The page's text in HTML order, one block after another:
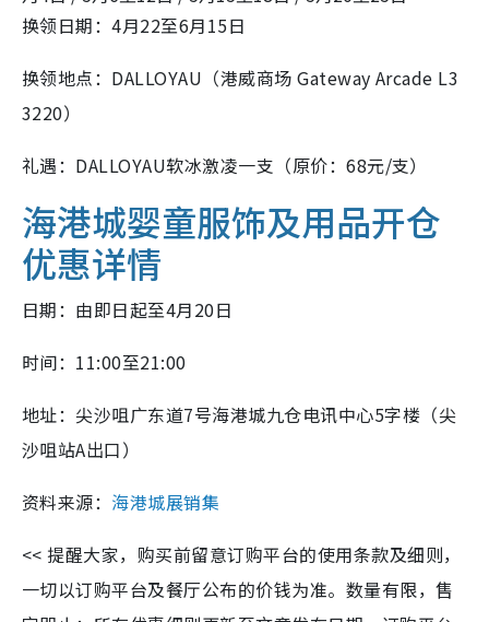
换领日期：4月22至6月15日
换领地点：DALLOYAU（港威商场 Gateway Arcade L3
3220）
礼遇：DALLOYAU软冰激凌一支（原价：68元/支）
海港城婴童服饰及用品开仓
优惠详情
日期：由即日起至4月20日
时间：11:00至21:00
地址：尖沙咀广东道7号海港城九仓电讯中心5字楼（尖
沙咀站A出口）
资料来源： 海港城展销集
<< 提醒大家，购买前留意订购平台的使用条款及细则，
一切以订购平台及餐厅公布的价钱为准。数量有限，售